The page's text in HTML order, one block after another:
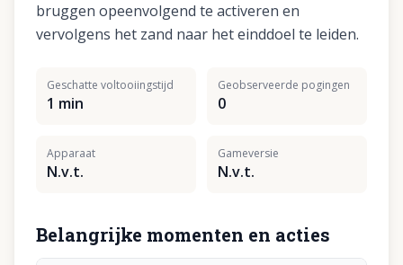
bruggen opeenvolgend te activeren en
vervolgens het zand naar het einddoel te leiden.
Geschatte voltooiingstijd
1 min
Geobserveerde pogingen
0
Apparaat
N.v.t.
Gameversie
N.v.t.
Belangrijke momenten en acties